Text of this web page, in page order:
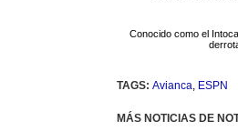
Conocido como el
TAGS: Avianca, ESPN
MÁS NOTICIAS DE